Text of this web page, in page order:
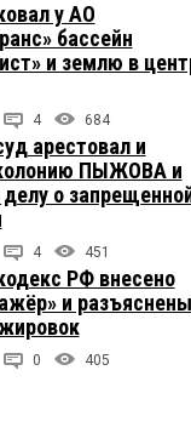
у АО
бассейн
и землю в
4 684
арестовал и
ПЫЖОВА и
о
4 451
РФ внесено
и разъяснены
0 405